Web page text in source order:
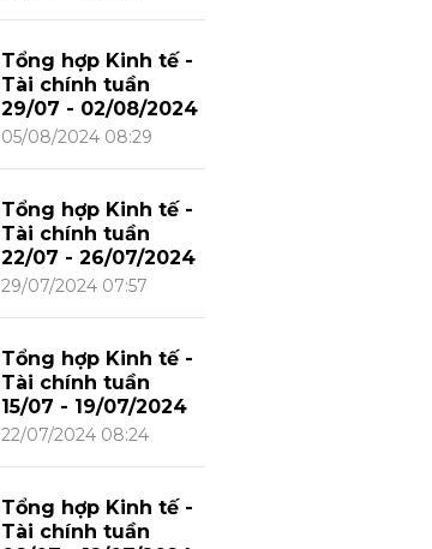
Tổng hợp Kinh tế -
Tài chính tuần
29/07 - 02/08/2024
05/08/2024 08:29
Tổng hợp Kinh tế -
Tài chính tuần
22/07 - 26/07/2024
29/07/2024 07:57
Tổng hợp Kinh tế -
Tài chính tuần
15/07 - 19/07/2024
22/07/2024 08:24
Tổng hợp Kinh tế -
Tài chính tuần